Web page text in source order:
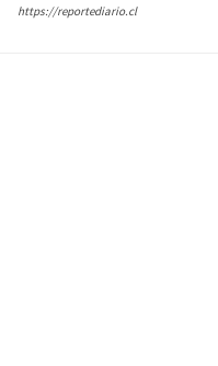
https://reportediario.cl